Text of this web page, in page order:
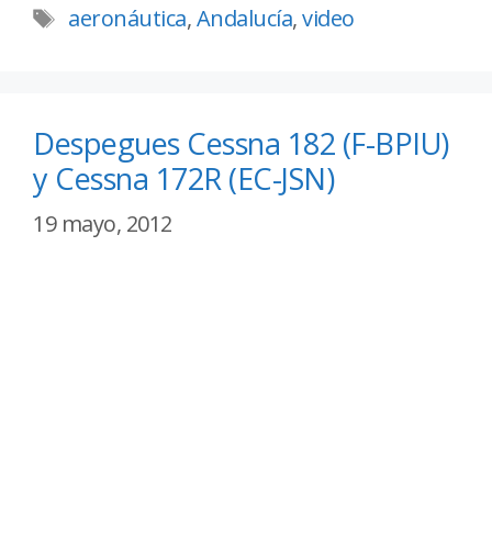
aeronáutica,Andalucía,video
Despegues Cessna 182 (F-BPIU)
y Cessna 172R (EC-JSN)
19 mayo, 2012